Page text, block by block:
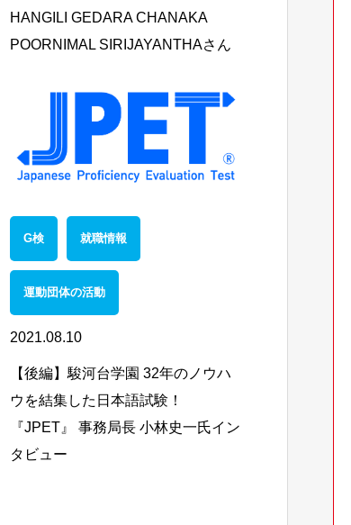
HANGILI GEDARA CHANAKA
POORNIMAL SIRIJAYANTHAさん
G検 就職情報
運動団体の活動
2021.08.10
【後編】駿河台学園 32年のノウハ
ウを結集した日本語試験！
『JPET』 事務局長 小林史一氏イン
タビュー